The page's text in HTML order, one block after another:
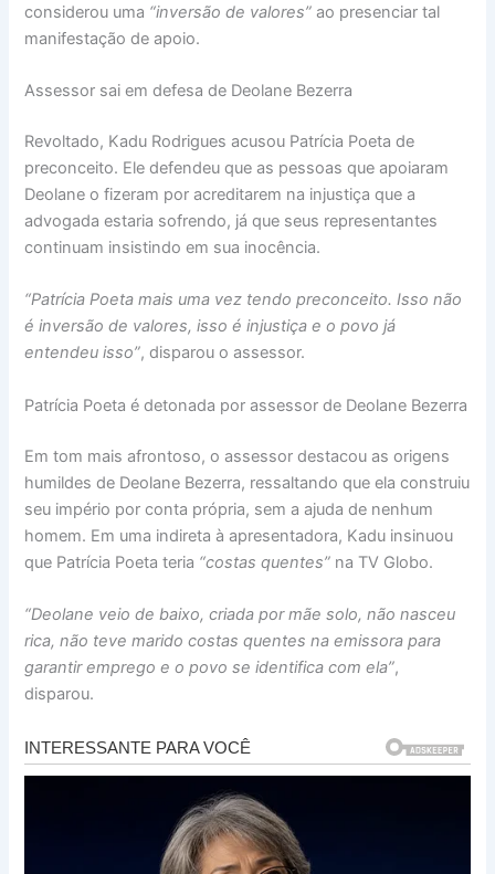
considerou uma “inversão de valores” ao presenciar tal
manifestação de apoio.
Assessor sai em defesa de Deolane Bezerra
Revoltado, Kadu Rodrigues acusou Patrícia Poeta de
preconceito. Ele defendeu que as pessoas que apoiaram
Deolane o fizeram por acreditarem na injustiça que a
advogada estaria sofrendo, já que seus representantes
continuam insistindo em sua inocência.
“Patrícia Poeta mais uma vez tendo preconceito. Isso não
é inversão de valores, isso é injustiça e o povo já
entendeu isso”, disparou o assessor.
Patrícia Poeta é detonada por assessor de Deolane Bezerra
Em tom mais afrontoso, o assessor destacou as origens
humildes de Deolane Bezerra, ressaltando que ela construiu
seu império por conta própria, sem a ajuda de nenhum
homem. Em uma indireta à apresentadora, Kadu insinuou
que Patrícia Poeta teria “costas quentes” na TV Globo.
“Deolane veio de baixo, criada por mãe solo, não nasceu
rica, não teve marido costas quentes na emissora para
garantir emprego e o povo se identifica com ela”,
disparou.